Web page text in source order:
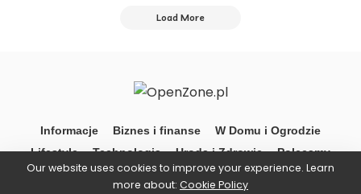
Load More
Informacje Biznes i finanse
W Domu i Ogrodzie
Lifestyle
Technologia Uroda i Zdrowie Polecamy
Our website uses cookies to improve your experience. Learn
more about: Cookie Policy